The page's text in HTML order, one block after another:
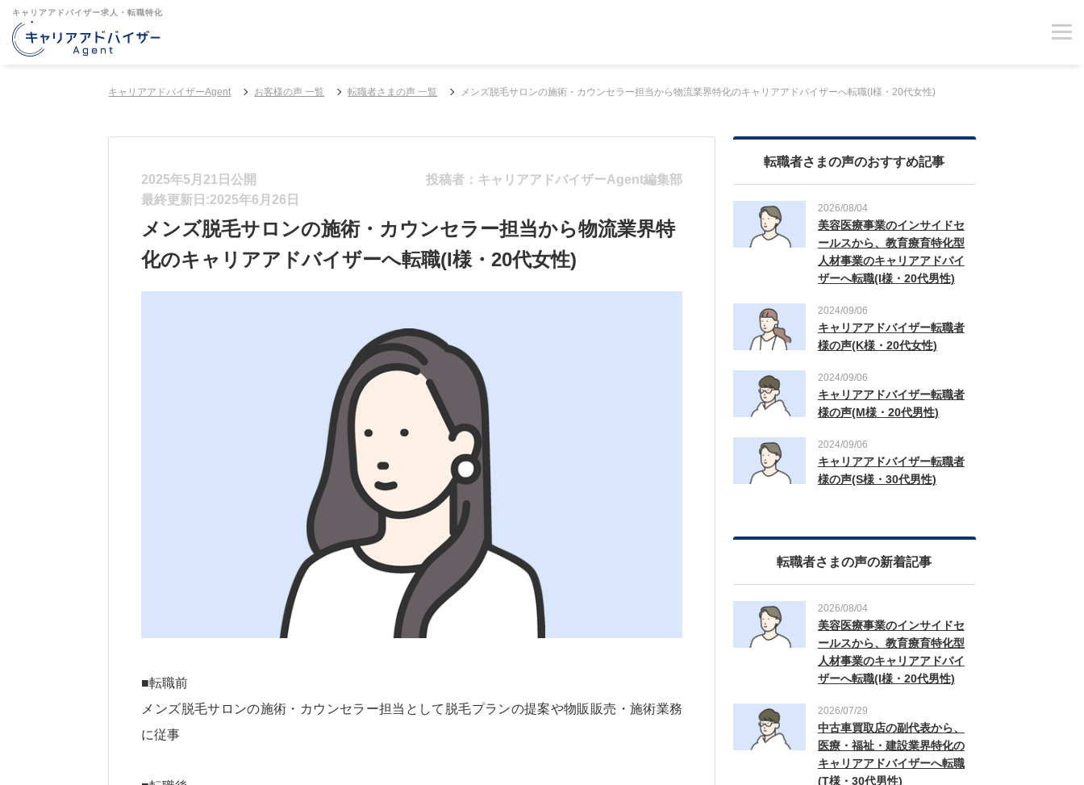
キャリアアドバイザー求人・転職特化
キャリアアドバイザーAgent お客様の声 一覧 転職者さまの声 一覧 メンズ脱毛サロンの施術・カウンセラー担当から物流業界特化のキャリアアドバイザーへ転職(I様・20代女性)
2025年5月21日公開
最終更新日:2025年6月26日
投稿者：キャリアアドバイザーAgent編集部
メンズ脱毛サロンの施術・カウンセラー担当から物流業界特
化のキャリアアドバイザーへ転職(I様・20代女性)
■転職前
メンズ脱毛サロンの施術・カウンセラー担当として脱毛プランの提案や物販販売・施術業務
に従事
転職者さまの声のおすすめ記事
2026/08/04
美容医療事業のインサイドセ
ールスから、教育療育特化型
人材事業のキャリアアドバイ
ザーへ転職(I様・20代男性)
2024/09/06
キャリアアドバイザー転職者
様の声(K様・20代女性)
2024/09/06
キャリアアドバイザー転職者
様の声(M様・20代男性)
2024/09/06
キャリアアドバイザー転職者
様の声(S様・30代男性)
転職者さまの声の新着記事
2026/08/04
美容医療事業のインサイドセ
ールスから、教育療育特化型
人材事業のキャリアアドバイ
ザーへ転職(I様・20代男性)
2026/07/29
中古車買取店の副代表から、
医療・福祉・建設業界特化の
キャリアアドバイザーへ転職
(T様・30代男性)